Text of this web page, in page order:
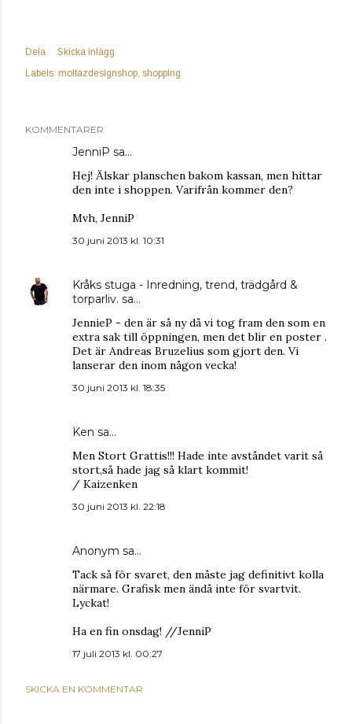
Dela
Skicka inlägg
Labels: moltazdesignshop shopping
KOMMENTARER
JenniP sa…
Hej! Älskar planschen bakom kassan, men hittar
den inte i shoppen. Varifrån kommer den?
Mvh, JenniP
30 juni 2013 kl. 10:31
Kråks stuga - Inredning, trend, trädgård &
torparliv. sa…
JennieP - den är så ny då vi tog fram den som en
extra sak till öppningen, men det blir en poster .
Det är Andreas Bruzelius som gjort den. Vi
lanserar den inom någon vecka!
30 juni 2013 kl. 18:35
Ken sa…
Men Stort Grattis!!! Hade inte avståndet varit så
stort,så hade jag så klart kommit!
/ Kaizenken
30 juni 2013 kl. 22:18
Anonym sa…
Tack så för svaret, den måste jag definitivt kolla
närmare. Grafisk men ändå inte för svartvit.
Lyckat!
Ha en fin onsdag! //JenniP
17 juli 2013 kl. 00:27
SKICKA EN KOMMENTAR